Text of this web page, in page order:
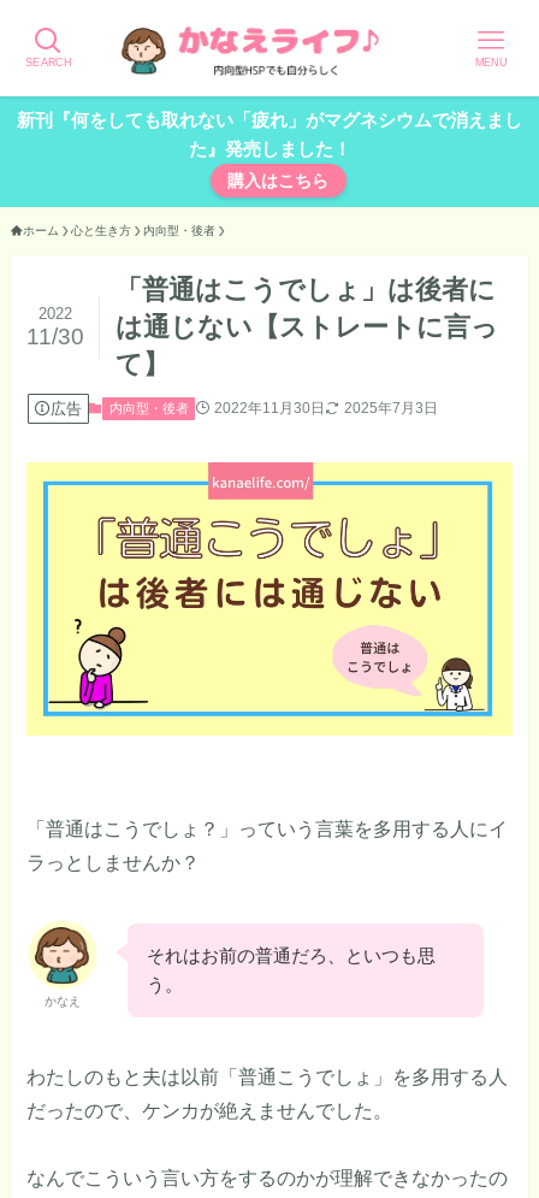
SEARCH MENU
新刊『何をしても取れない「疲れ」がマグネシウムで消えまし
た』発売しました！
購入はこちら
ホーム 心と生き方 内向型・後者
「普通はこうでしょ」は後者に
は通じない【ストレートに言っ
て】
2022
11/30
広告 内向型・後者 2022年11月30日 2025年7月3日
「普通はこうでしょ？」っていう言葉を多用する人にイ
ラっとしませんか？
かなえ
それはお前の普通だろ、といつも思
う。
わたしのもと夫は以前「普通こうでしょ」を多用する人
だったので、ケンカが絶えませんでした。
なんでこういう言い方をするのかが理解できなかったの